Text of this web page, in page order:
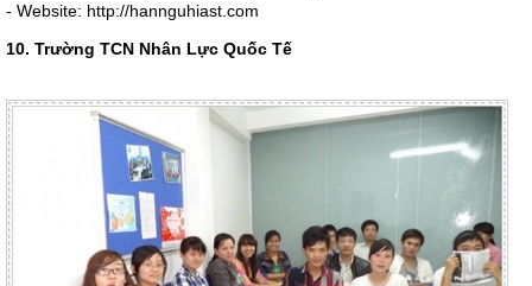
- Website: http://hannguhiast.com
10. Trường TCN Nhân Lực Quốc Tế